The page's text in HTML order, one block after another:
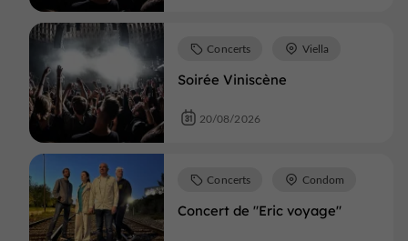
Soirée Viniscène
Concerts Viella
20/08/2026
Concert de "Eric voyage"
Concerts Condom